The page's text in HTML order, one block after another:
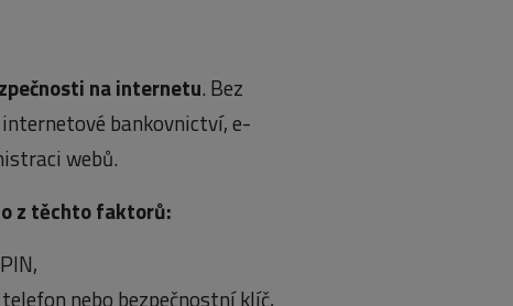
na internetu. Bez
bankovnictví, e-
webů.
z těchto faktorů:
nebo bezpečnostní klíč,